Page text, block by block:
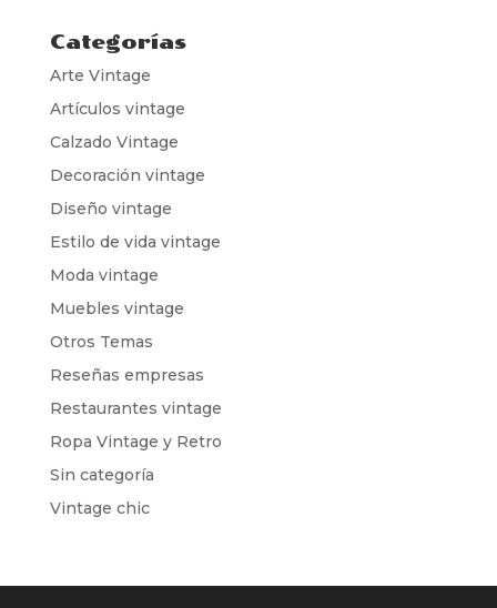
Categorías
Arte Vintage
Artículos vintage
Calzado Vintage
Decoración vintage
Diseño vintage
Estilo de vida vintage
Moda vintage
Muebles vintage
Otros Temas
Reseñas empresas
Restaurantes vintage
Ropa Vintage y Retro
Sin categoría
Vintage chic